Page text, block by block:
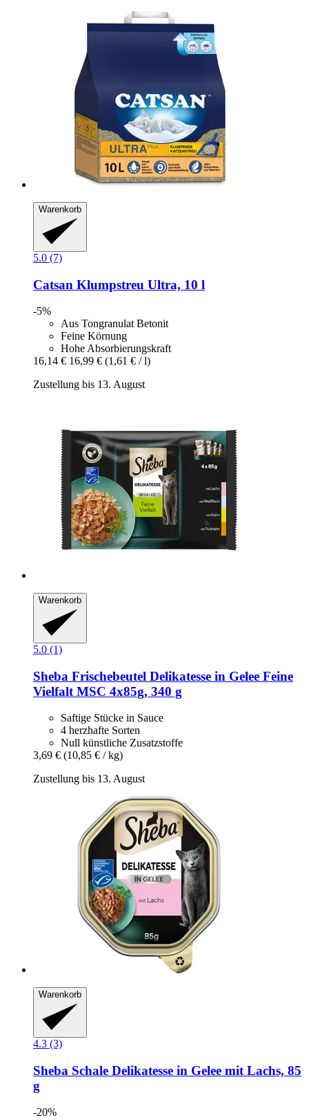
Warenkorb
5.0 (7)
Catsan Klumpstreu Ultra, 10 l
-5%
Aus Tongranulat Betonit
Feine Körnung
Hohe Absorbierungskraft
16,14 € 16,99 € (1,61 € / l)
Zustellung bis 13. August
Warenkorb
5.0 (1)
Sheba Frischebeutel Delikatesse in Gelee Feine
Vielfalt MSC 4x85g, 340 g
Saftige Stücke in Sauce
4 herzhafte Sorten
Null künstliche Zusatzstoffe
3,69 € (10,85 € / kg)
Zustellung bis 13. August
Warenkorb
4.3 (3)
Sheba Schale Delikatesse in Gelee mit Lachs, 85
g
-20%